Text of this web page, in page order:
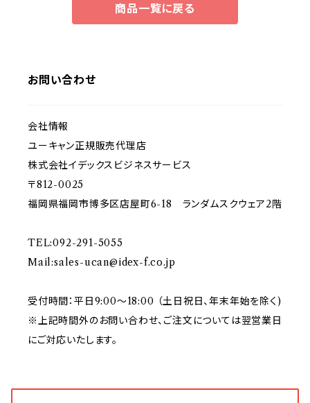
商品一覧に戻る
お問い合わせ
会社情報
ユーキャン正規販売代理店
株式会社イデックスビジネスサービス
〒812-0025
福岡県福岡市博多区店屋町6-18 ランダムスクウェア2階
TEL:092-291-5055
Mail:sales-ucan@idex-f.co.jp
受付時間：平日9:00～18:00 （土日祝日、年末年始を除く)
※上記時間外のお問い合わせ、ご注文については翌営業日
にご対応いたします。